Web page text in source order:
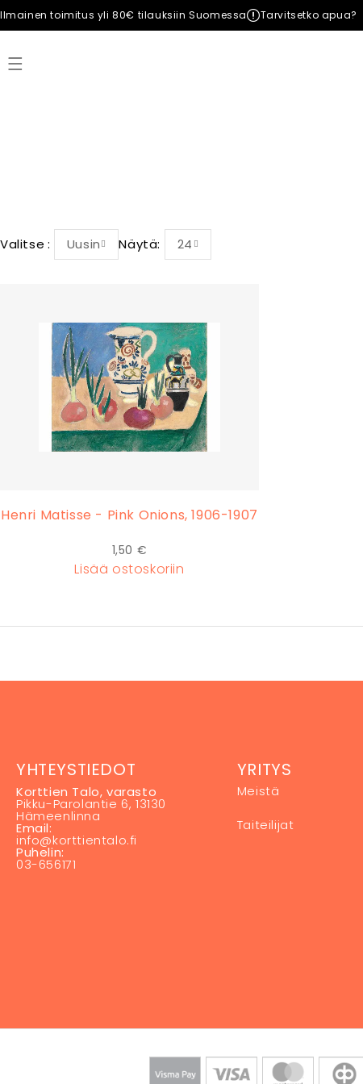
Ilmainen toimitus yli 80€ tilauksiin Suomessa Tarvitsetko apua?
Valitse Uusin Näytä: 24
Henri Matisse - Pink Onions, 1906-1907
1,50 €
Lisää ostoskoriin
YHTEYSTIEDOT
Korttien Talo, varasto
Pikku-Parolantie 6, 13130
Hämeenlinna
Email:
info@korttientalo.fi
Puhelin:
03-656171
YRITYS
Meistä
Taiteilijat